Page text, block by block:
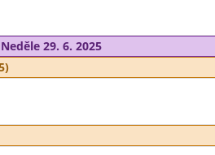
Neděle 29. 6. 2025